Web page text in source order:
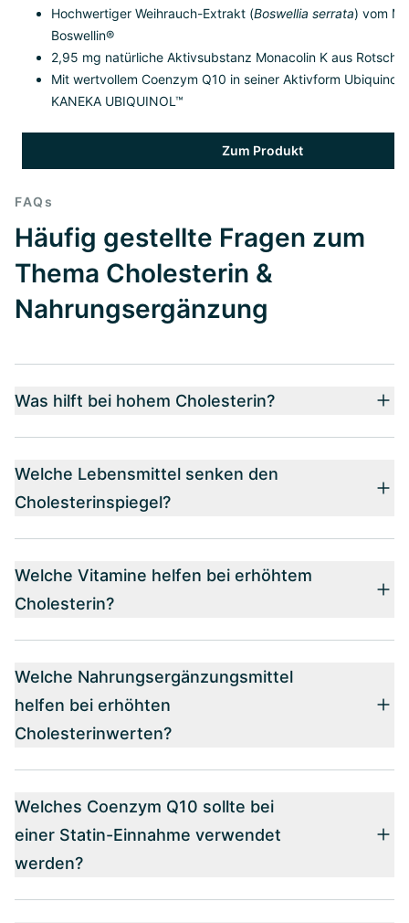
Hochwertiger Weihrauch-Extrakt (Boswellia serrata) vom
Boswellin®
2,95 mg natürliche Aktivsubstanz Monacolin K aus
Mit wertvollem Coenzym Q10 in seiner Aktivform Ubiquinol
KANEKA UBIQUINOL™
Zum Produkt
FAQs
Häufig gestellte Fragen zum
Thema Cholesterin &
Nahrungsergänzung
Was hilft bei hohem Cholesterin​?
Welche Lebensmittel senken den
Cholesterinspiegel​?
Welche Vitamine helfen bei erhöhtem
Cholesterin?
Welche Nahrungsergänzungsmittel
helfen bei erhöhten
Cholesterinwerten?
Welches Coenzym Q10 sollte bei
einer Statin-Einnahme verwendet
werden​?